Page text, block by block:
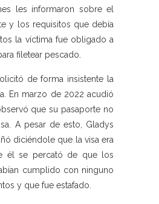
les informaron sobre el
y los requisitos que debía
la víctima fue obligado a
filetear pescado.
de forma insistente la
En marzo de 2022 acudió
que su pasaporte no
A pesar de esto, Gladys
diciéndole que la visa era
él se percató de que los
cumplido con ninguno
y que fue estafado.